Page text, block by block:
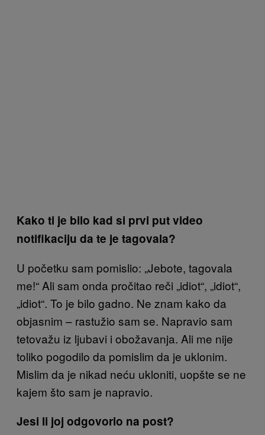
Kako ti je bilo kad si prvi put video
notifikaciju da te je tagovala?
U početku sam pomislio: „Jebote, tagovala
me!“ Ali sam onda pročitao reči „idiot“, „idiot“,
„idiot“. To je bilo gadno. Ne znam kako da
objasnim – rastužio sam se. Napravio sam
tetovažu iz ljubavi i obožavanja. Ali me nije
toliko pogodilo da pomislim da je uklonim.
Mislim da je nikad neću ukloniti, uopšte se ne
kajem što sam je napravio.
Jesi li joj odgovorio na post?